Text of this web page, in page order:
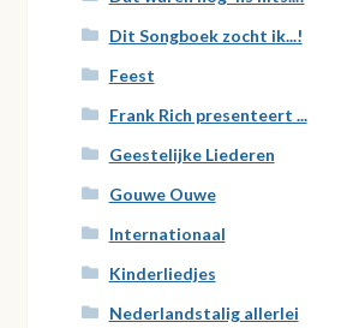
Dit Songboek zocht ik...!
Feest
Frank Rich presenteert ...
Geestelijke Liederen
Gouwe Ouwe
Internationaal
Kinderliedjes
Nederlandstalig allerlei